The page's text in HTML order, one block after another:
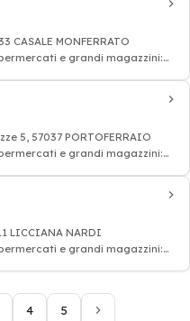
CASALE MONFERRATO
e grandi magazzini:
5, 57037 PORTOFERRAIO
e grandi magazzini:
LICCIANA NARDI
e grandi magazzini:
4 5